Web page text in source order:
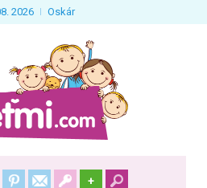
2026 Oskár
+